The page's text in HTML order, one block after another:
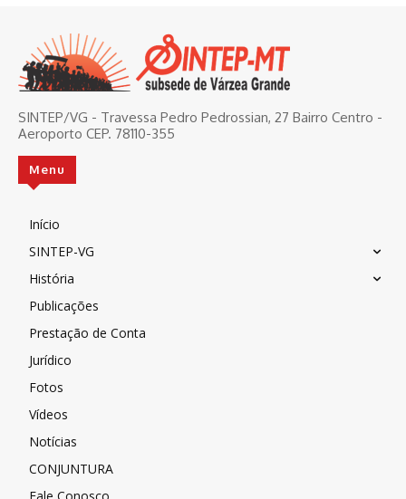
SINTEP/VG - Travessa Pedro Pedrossian, 27 Bairro Centro -
Aeroporto CEP. 78110-355
Menu
Início
SINTEP-VG
História
Publicações
Prestação de Conta
Jurídico
Fotos
Vídeos
Notícias
CONJUNTURA